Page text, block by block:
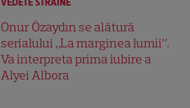
VEDETE STRĂINE
Onur Özaydın se alătură
serialului „La marginea lumii”.
Va interpreta prima iubire a
Alyei Albora